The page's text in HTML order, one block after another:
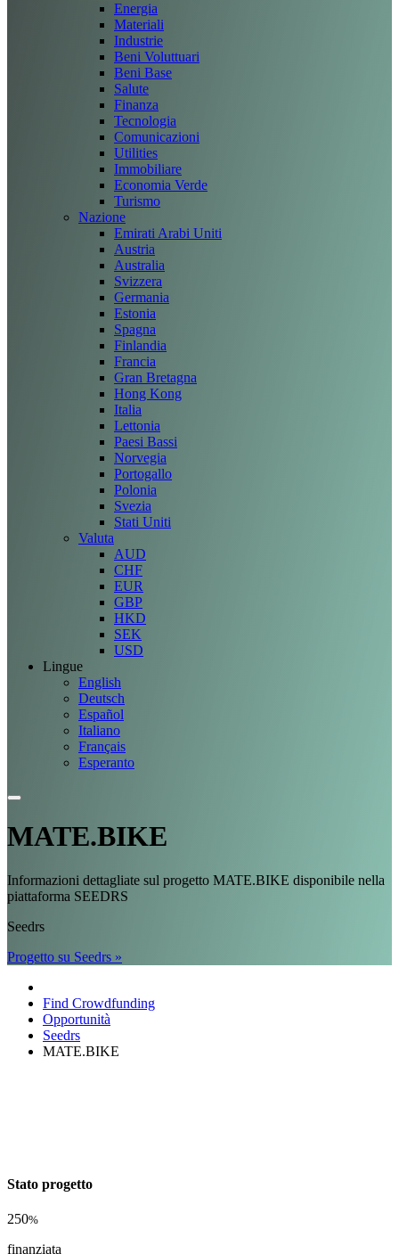
Energia
Materiali
Industrie
Beni Voluttuari
Beni Base
Salute
Finanza
Tecnologia
Comunicazioni
Utilities
Immobiliare
Economia Verde
Turismo
Nazione
Emirati Arabi Uniti
Austria
Australia
Svizzera
Germania
Estonia
Spagna
Finlandia
Francia
Gran Bretagna
Hong Kong
Italia
Lettonia
Paesi Bassi
Norvegia
Portogallo
Polonia
Svezia
Stati Uniti
Valuta
AUD
CHF
EUR
GBP
HKD
SEK
USD
Lingue
English
Deutsch
Español
Italiano
Français
Esperanto
MATE.BIKE
Informazioni dettagliate sul progetto MATE.BIKE disponibile nella
piattaforma SEEDRS
Seedrs
Progetto su Seedrs »
Find Crowdfunding
Opportunità
Seedrs
MATE.BIKE
Stato progetto
250%
finanziata